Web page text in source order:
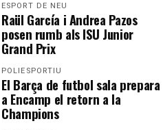
ESPORT DE NEU
Raül García i Andrea Pazos
posen rumb als ISU Junior
Grand Prix
POLIESPORTIU
El Barça de futbol sala prepara
a Encamp el retorn a la
Champions